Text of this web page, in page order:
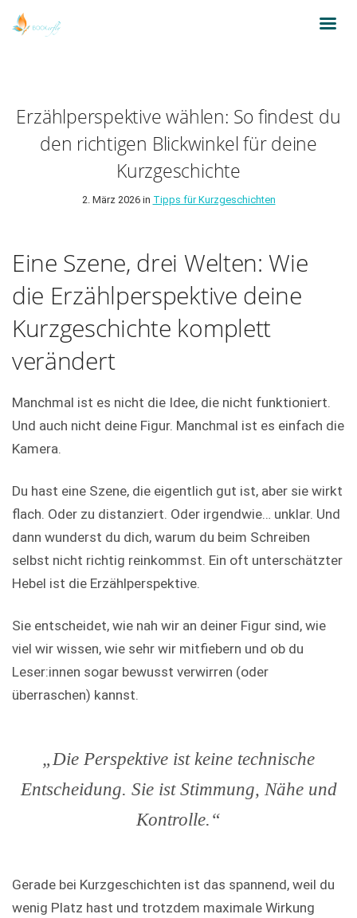
Erzählperspektive wählen: So findest du
den richtigen Blickwinkel für deine
Kurzgeschichte
2. März 2026 in Tipps für Kurzgeschichten
Eine Szene, drei Welten: Wie
die Erzählperspektive deine
Kurzgeschichte komplett
verändert
Manchmal ist es nicht die Idee, die nicht funktioniert.
Und auch nicht deine Figur. Manchmal ist es einfach die
Kamera.
Du hast eine Szene, die eigentlich gut ist, aber sie wirkt
flach. Oder zu distanziert. Oder irgendwie… unklar. Und
dann wunderst du dich, warum du beim Schreiben
selbst nicht richtig reinkommst. Ein oft unterschätzter
Hebel ist die Erzählperspektive.
Sie entscheidet, wie nah wir an deiner Figur sind, wie
viel wir wissen, wie sehr wir mitfiebern und ob du
Leser:innen sogar bewusst verwirren (oder
überraschen) kannst.
„Die Perspektive ist keine technische
Entscheidung. Sie ist Stimmung, Nähe und
Kontrolle.“
Gerade bei Kurzgeschichten ist das spannend, weil du
wenig Platz hast und trotzdem maximale Wirkung